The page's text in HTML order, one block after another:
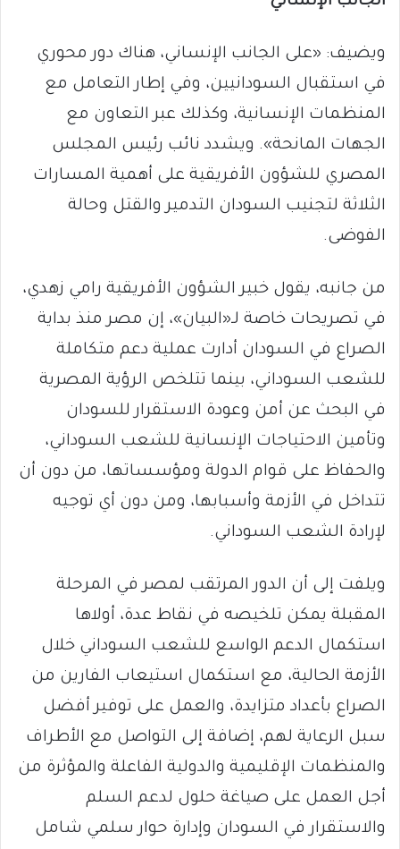
ويضيف: «على الجانب الإنساني، هناك دور محوري
في استقبال السودانيين، وفي إطار التعامل مع
المنظمات الإنسانية، وكذلك عبر التعاون مع
الجهات المانحة». ويشدد نائب رئيس المجلس
المصري للشؤون الأفريقية على أهمية المسارات
الثلاثة لتجنيب السودان التدمير والقتل وحالة
الفوضى.
من جانبه، يقول خبير الشؤون الأفريقية رامي زهدي،
في تصريحات خاصة لـ«البيان»، إن مصر منذ بداية
الصراع في السودان أدارت عملية دعم متكاملة
للشعب السوداني، بينما تتلخص الرؤية المصرية
في البحث عن أمن وعودة الاستقرار للسودان
وتأمين الاحتياجات الإنسانية للشعب السوداني،
والحفاظ على قوام الدولة ومؤسساتها، من دون أن
تتداخل في الأزمة وأسبابها، ومن دون أي توجيه
لإرادة الشعب السوداني.
ويلفت إلى أن الدور المرتقب لمصر في المرحلة
المقبلة يمكن تلخيصه في نقاط عدة، أولاها
استكمال الدعم الواسع للشعب السوداني خلال
الأزمة الحالية، مع استكمال استيعاب الفارين من
الصراع بأعداد متزايدة، والعمل على توفير أفضل
سبل الرعاية لهم، إضافة إلى التواصل مع الأطراف
والمنظمات الإقليمية والدولية الفاعلة والمؤثرة من
أجل العمل على صياغة حلول لدعم السلم
والاستقرار في السودان وإدارة حوار سلمي شامل